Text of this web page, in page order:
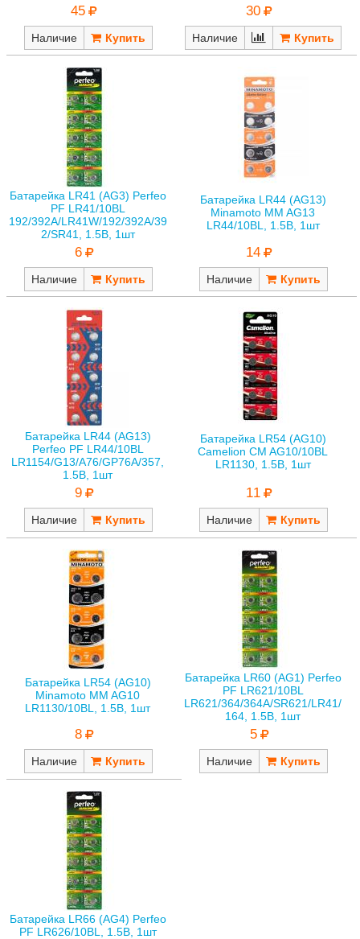
45
Наличие
30
Наличие
Батарейка LR41 (AG3) Perfeo
PF LR41/10BL
192/392A/LR41W/192/392A/39
2/SR41, 1.5В, 1шт
6
Наличие
Батарейка LR44 (AG13)
Minamoto MM AG13
LR44/10BL, 1.5В, 1шт
14
Наличие
Батарейка LR44 (AG13)
Perfeo PF LR44/10BL
LR1154/G13/A76/GP76A/357,
1.5В, 1шт
9
Наличие
Батарейка LR54 (AG10)
Camelion CM AG10/10BL
LR1130, 1.5В, 1шт
11
Наличие
Батарейка LR54 (AG10)
Minamoto MM AG10
LR1130/10BL, 1.5В, 1шт
8
Наличие
Батарейка LR60 (AG1) Perfeo
PF LR621/10BL
LR621/364/364A/SR621/LR41/
164, 1.5В, 1шт
5
Наличие
Батарейка LR66 (AG4) Perfeo
PF LR626/10BL, 1.5В, 1шт